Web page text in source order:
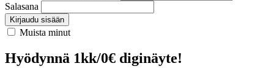
Salasana
Kirjaudu sisään
Muista minut
Hyödynnä 1kk/0€ diginäyte!